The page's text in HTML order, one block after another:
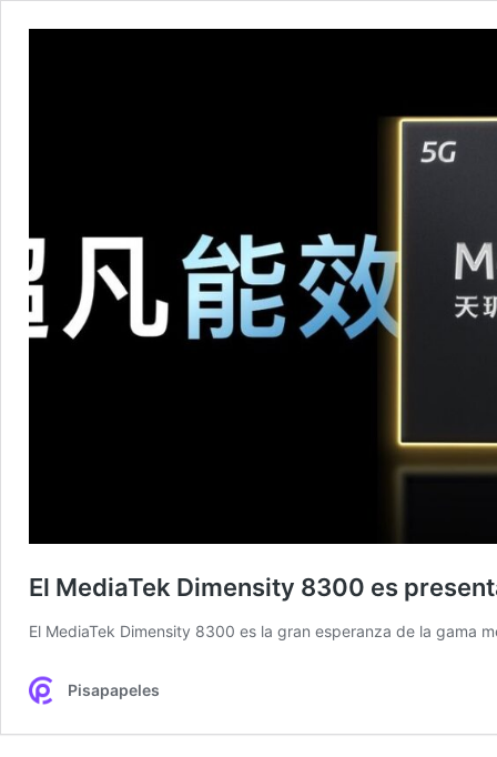
El MediaTek Dimensity 8300 es
El MediaTek Dimensity 8300 es la gran esperanza de la gama
Pisapapeles